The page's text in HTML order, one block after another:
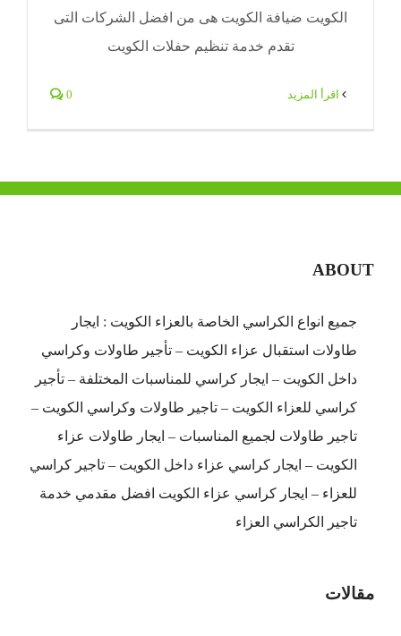
الكويت ضيافة الكويت هى من افضل الشركات التى
تقدم خدمة تنظيم حفلات الكويت
0
ABOUT
جميع انواع الكراسي الخاصة بالعزاء الكويت : ايجار
طاولات استقبال عزاء الكويت – تأجير طاولات وكراسي
داخل الكويت – ايجار كراسي للمناسبات المختلفة – تأجير
كراسي للعزاء الكويت – تاجير طاولات وكراسي الكويت –
تاجير طاولات لجميع المناسبات – ايجار طاولات عزاء
الكويت – ايجار كراسي عزاء داخل الكويت – تاجير كراسي
للعزاء – ايجار كراسي عزاء الكويت افضل مقدمي خدمة
تاجير الكراسي العزاء
مقالات